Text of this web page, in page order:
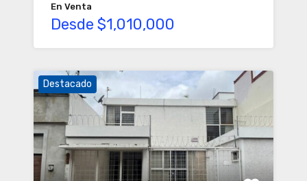
En Venta
Desde $1,010,000
Destacado